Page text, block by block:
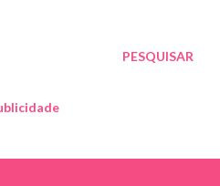
PESQUISAR